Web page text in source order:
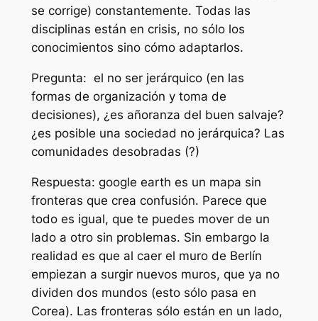
se corrige) constantemente. Todas las
disciplinas están en crisis, no sólo los
conocimientos sino cómo adaptarlos.
Pregunta: el no ser jerárquico (en las
formas de organización y toma de
decisiones), ¿es añoranza del buen salvaje?
¿es posible una sociedad no jerárquica? Las
comunidades desobradas (?)
Respuesta: google earth es un mapa sin
fronteras que crea confusión. Parece que
todo es igual, que te puedes mover de un
lado a otro sin problemas. Sin embargo la
realidad es que al caer el muro de Berlín
empiezan a surgir nuevos muros, que ya no
dividen dos mundos (esto sólo pasa en
Corea). Las fronteras sólo están en un lado,